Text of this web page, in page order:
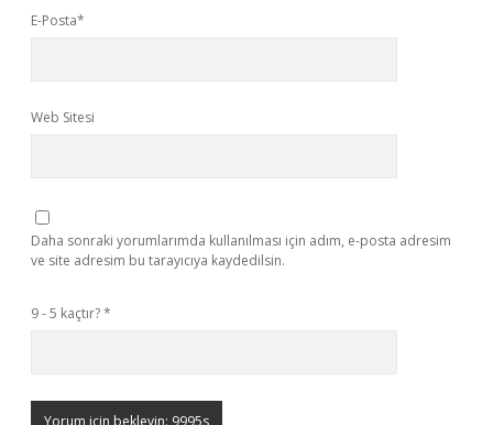
E-Posta*
Web Sitesi
Daha sonraki yorumlarımda kullanılması için adım, e-posta adresim
ve site adresim bu tarayıcıya kaydedilsin.
9 - 5 kaçtır?*